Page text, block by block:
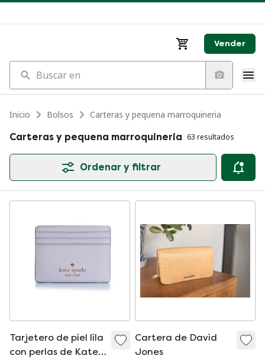
Vender
Buscar en
Inicio Bolsos
Carteras y pequena marroquineria
Carteras y pequena marroquineria 63 resultados
Ordenar y filtrar
Tarjetero de piel lila
con perlas de Kate
Cartera de David
Jones